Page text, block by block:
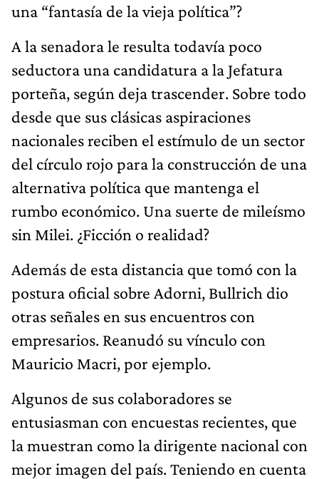
una “fantasía de la vieja política”?
A la senadora le resulta todavía poco
seductora una candidatura a la Jefatura
porteña, según deja trascender. Sobre todo
desde que sus clásicas aspiraciones
nacionales reciben el estímulo de un sector
del círculo rojo para la construcción de una
alternativa política que mantenga el
rumbo económico. Una suerte de mileísmo
sin Milei. ¿Ficción o realidad?
Además de esta distancia que tomó con la
postura oficial sobre Adorni, Bullrich dio
otras señales en sus encuentros con
empresarios. Reanudó su vínculo con
Mauricio Macri, por ejemplo.
Algunos de sus colaboradores se
entusiasman con encuestas recientes, que
la muestran como la dirigente nacional con
mejor imagen del país. Teniendo en cuenta